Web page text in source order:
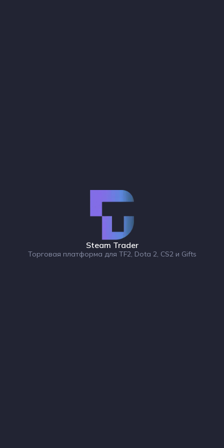
Steam Trader
Торговая платформа для TF2, Dota 2, CS2 и Gifts